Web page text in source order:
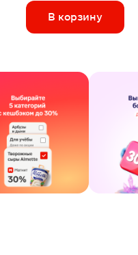
В корзину